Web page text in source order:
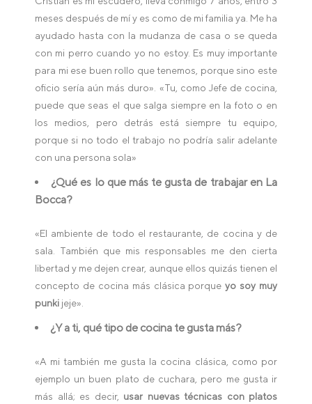
meses después de mí y es como de mi familia ya. Me ha
ayudado hasta con la mudanza de casa o se queda
con mi perro cuando yo no estoy. Es muy importante
para mi ese buen rollo que tenemos, porque sino este
oficio sería aún más duro». «Tu, como Jefe de cocina,
puede que seas el que salga siempre en la foto o en
los medios, pero detrás está siempre tu equipo,
porque si no todo el trabajo no podría salir adelante
con una persona sola»
¿Qué es lo que más te gusta de trabajar en La
Bocca?
«El ambiente de todo el restaurante, de cocina y de
sala. También que mis responsables me den cierta
libertad y me dejen crear, aunque ellos quizás tienen el
concepto de cocina más clásica porqueyo soy muy
punki jeje».
¿Y a ti, qué tipo de cocina te gusta más?
«A mi también me gusta la cocina clásica, como por
ejemplo un buen plato de cuchara, pero me gusta ir
más allá; es decir, usar nuevas técnicas con platos